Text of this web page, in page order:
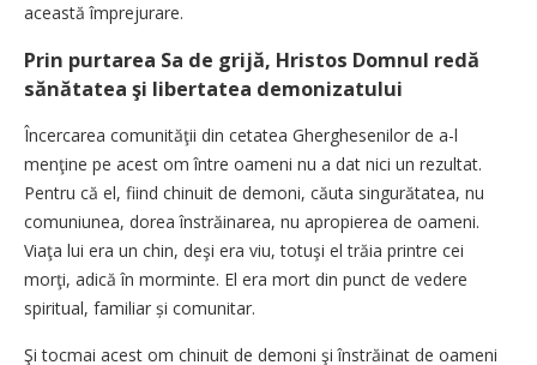
această împrejurare.
Prin purtarea Sa de grijă, Hristos Domnul redă
sănătatea şi libertatea demonizatului
Încercarea comunităţii din cetatea Gherghesenilor de a-l
menţine pe acest om între oameni nu a dat nici un rezultat.
Pentru că el, fiind chinuit de demoni, căuta singurătatea, nu
comuniunea, dorea înstrăinarea, nu apropierea de oameni.
Viaţa lui era un chin, deşi era viu, totuşi el trăia printre cei
morţi, adică în morminte. El era mort din punct de vedere
spiritual, familiar și comunitar.
Şi tocmai acest om chinuit de demoni şi înstrăinat de oameni